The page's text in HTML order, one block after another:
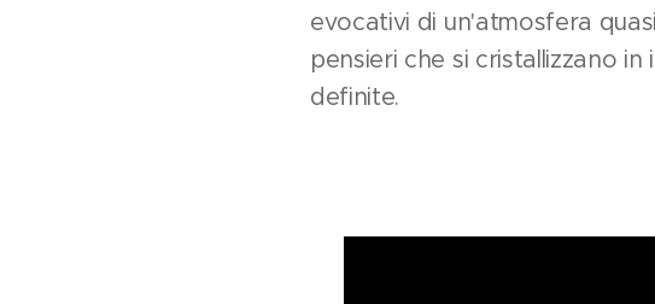
evocativi di un'atmosfera
pensieri che si cristallizzano
definite.